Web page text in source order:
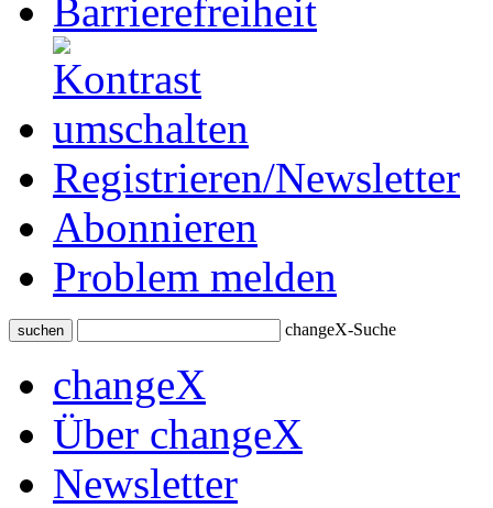
Registrieren/Newsletter
Abonnieren
Problem melden
suchen changeX-Suche
changeX
Über changeX
Newsletter